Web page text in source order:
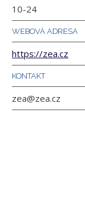
10-24
WEBOVÁ ADRESA
https://zea.cz
KONTAKT
zea@zea.cz